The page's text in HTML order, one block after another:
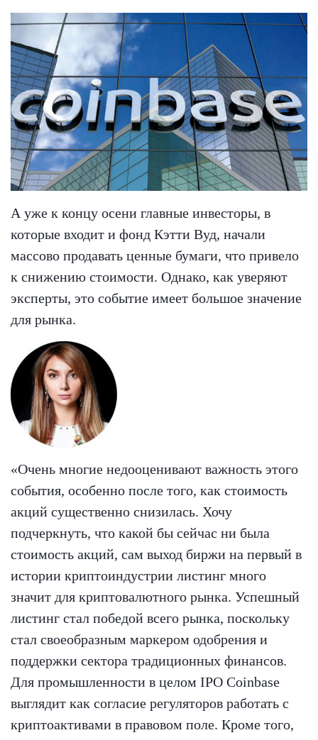
А уже к концу осени главные инвесторы, в
которые входит и фонд Кэтти Вуд, начали
массово продавать ценные бумаги, что привело
к снижению стоимости. Однако, как уверяют
эксперты, это событие имеет большое значение
для рынка.
«Очень многие недооценивают важность этого
события, особенно после того, как стоимость
акций существенно снизилась. Хочу
подчеркнуть, что какой бы сейчас ни была
стоимость акций, сам выход биржи на первый в
истории криптоиндустрии листинг много
значит для криптовалютного рынка. Успешный
листинг стал победой всего рынка, поскольку
стал своеобразным маркером одобрения и
поддержки сектора традиционных финансов.
Для промышленности в целом IPO Coinbase
выглядит как согласие регуляторов работать с
криптоактивами в правовом поле. Кроме того,